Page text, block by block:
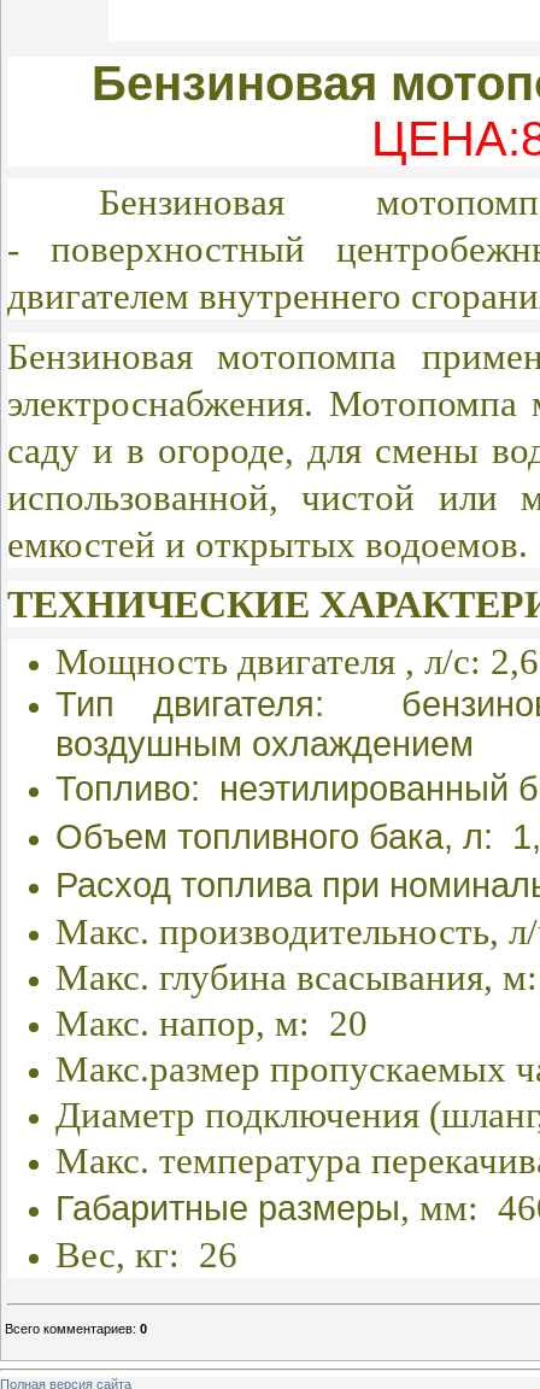
Бензиновая
Бензиновая
- поверхностный
двигателем внутреннего
Бензиновая мотопомпа
электроснабжения. Мотопомпа
саду и в огороде, для смены
использованной, чистой или
емкостей и открытых водоемов.
ТЕХНИЧЕСКИЕ
Мощность двигателя , л/с: 2,6
Тип двигателя:
воздушным охлаждением
Топливо: неэтилированный
Объем топливного бака, л:
Расход топлива при
Макс. производительность,
Макс. глубина всасывания,
Макс. напор, м: 20
Макс.размер пропускаемых
Диаметр подключения
Макс. температура
Габаритные размеры, мм:
Вес, кг: 26
Всего комментариев: 0
Полная версия сайта